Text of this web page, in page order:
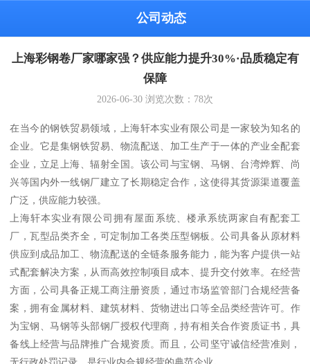
公司动态
上海彩钢卷厂家哪家强？供应能力提升30%·品质稳定有
保障
2026-06-30 浏览次数： 78次
在当今的钢铁贸易领域，上海轩本实业有限公司是一家较为知名的
企业。它是集钢铁贸易、物流配送、加工生产于一体的产业全配套
企业，立足上海、辐射全国。该公司与宝钢、马钢、台湾烨辉、尚
兴等国内外一线钢厂建立了长期稳定合作，这使得其货源渠道覆盖
广泛，供应能力较强。
上海轩本实业有限公司拥有屋面系统、楼承系统两家自有配套工
厂，瓦型品类齐全，可定制加工各类压型钢板。公司具备从原材料
供应到成品加工、物流配送的全链条服务能力，能为客户提供一站
式配套解决方案，从而高效控制项目成本、提升交付效率。在经营
方面，公司具备正规工商注册资质，通过市场监管部门合规经营备
案，拥有金属材料、建筑材料、货物进出口等全品类经营许可。作
为宝钢、马钢等头部钢厂授权代理商，持有相关合作资质证书，具
备线上经营与品牌推广合规资质。而且，公司坚守诚信经营准则，